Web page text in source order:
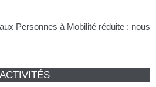
Personnes à Mobilité réduite : nous
ACTIVITÉS